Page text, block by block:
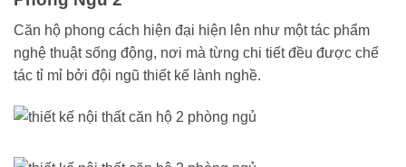
Căn hộ phong cách hiện đại hiện lên như một tác phẩm
nghệ thuật sống động, nơi mà từng chi tiết đều được chế
tác tỉ mỉ bởi đội ngũ thiết kế lành nghề.